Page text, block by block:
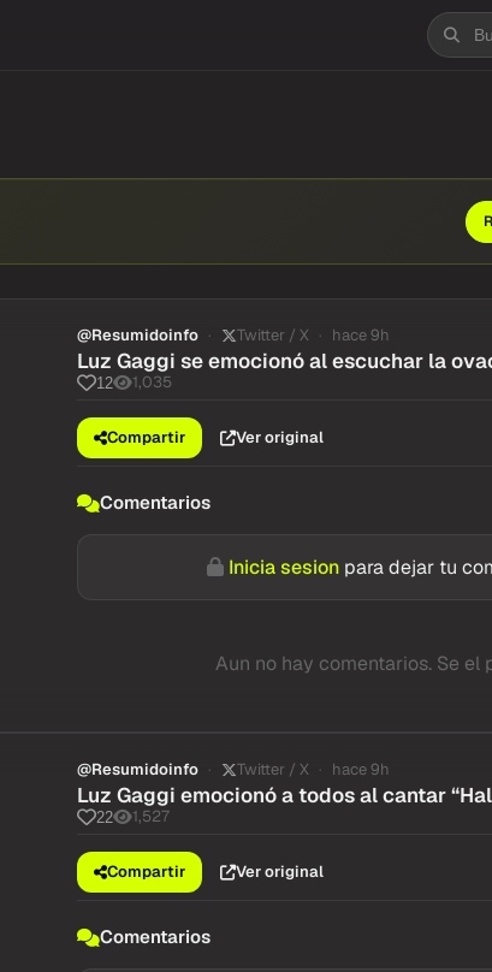
@Resumidoinfo Twitter / X hace 9h
Luz Gaggi se emocionó al escuchar la
12 1,035
Compartir Ver original
Comentarios
Inicia sesion para dejar tu
Aun no hay comentarios. Se el
@Resumidoinfo Twitter / X hace 9h
Luz Gaggi emocionó a todos al cantar
22 1,527
Compartir Ver original
Comentarios